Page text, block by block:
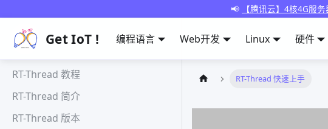
📢 【腾讯云】4核4G服
Get IoT ! 编程语言 Web开发 Linux 硬件
RT-Thread 教程
RT-Thread 简介
RT-Thread 版本
RT-Thread 快速上手